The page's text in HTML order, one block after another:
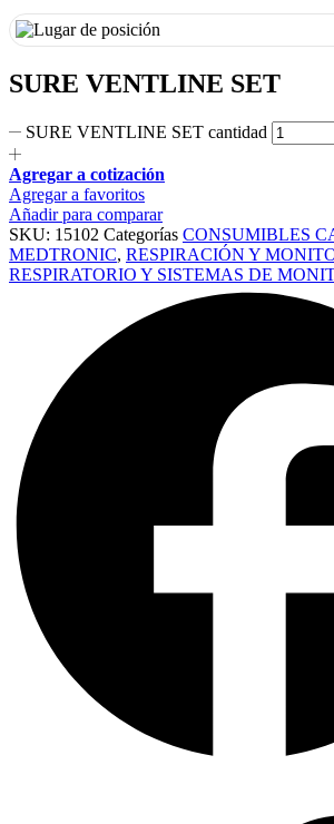
SURE VENTLINE SET
SURE VENTLINE SET cantidad
Agregar a cotización
Agregar a favoritos
Añadir para comparar
SKU: 15102 Categorías CONSUMIBLES
MEDTRONIC, RESPIRACIÓN Y
RESPIRATORIO Y SISTEMAS DE